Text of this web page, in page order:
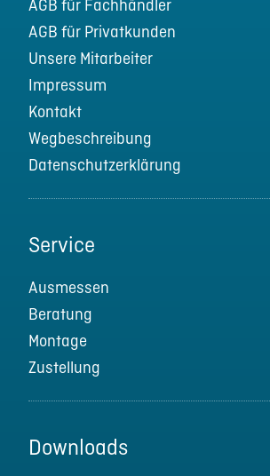
AGB für Fachhändler
AGB für Privatkunden
Unsere Mitarbeiter
Impressum
Kontakt
Wegbeschreibung
Datenschutzerklärung
Service
Ausmessen
Beratung
Montage
Zustellung
Downloads